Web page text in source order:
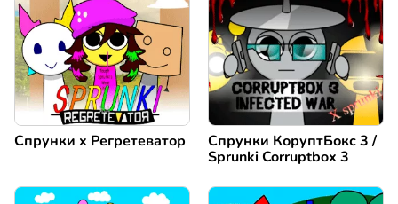
Спрунки x Регретеватор
Спрунки КоруптБокс 3 /
Sprunki Corruptbox 3